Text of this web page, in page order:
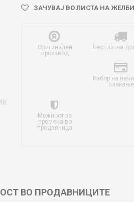
ЗАЧУВАЈ ВО ЛИСТА НА ЖЕЛБИ
Оригинален
производ
Бесплатна
Избор на
плаќање
Можност за
промена во
продавница
ВО ПРОДАВНИЦИТЕ